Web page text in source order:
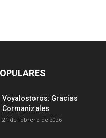
Voyalostoros: Gracias
Cormanizales
21 de febrero de 2026